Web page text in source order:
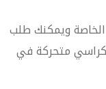
ويمكنك طلب
كراسي متحركة في